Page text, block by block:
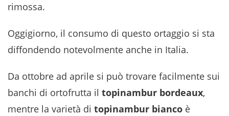
rimossa.
Oggigiorno, il consumo di questo ortaggio si sta
diffondendo notevolmente anche in Italia.
Da ottobre ad aprile si può trovare facilmente sui
banchi di ortofrutta il topinambur bordeaux,
mentre la varietà di topinambur bianco è